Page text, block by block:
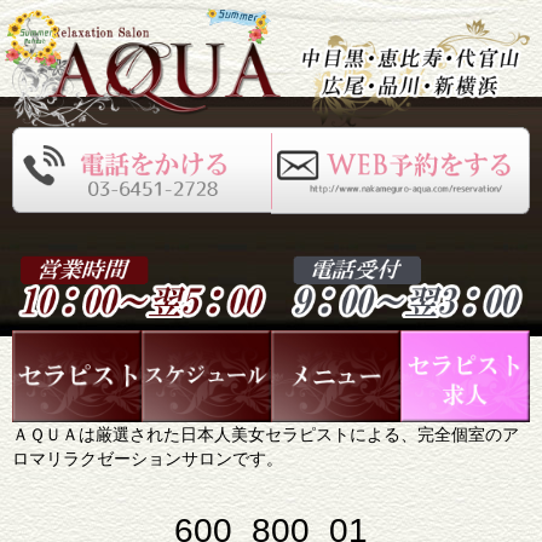
ＡＱＵＡは厳選された日本人美女セラピストによる、完全個室のア
ロマリラクゼーションサロンです。
600_800_01